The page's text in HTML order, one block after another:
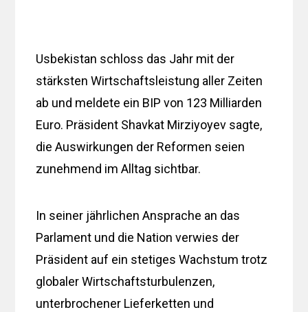
Usbekistan schloss das Jahr mit der
stärksten Wirtschaftsleistung aller Zeiten
ab und meldete ein BIP von 123 Milliarden
Euro. Präsident Shavkat Mirziyoyev sagte,
die Auswirkungen der Reformen seien
zunehmend im Alltag sichtbar.
In seiner jährlichen Ansprache an das
Parlament und die Nation verwies der
Präsident auf ein stetiges Wachstum trotz
globaler Wirtschaftsturbulenzen,
unterbrochener Lieferketten und